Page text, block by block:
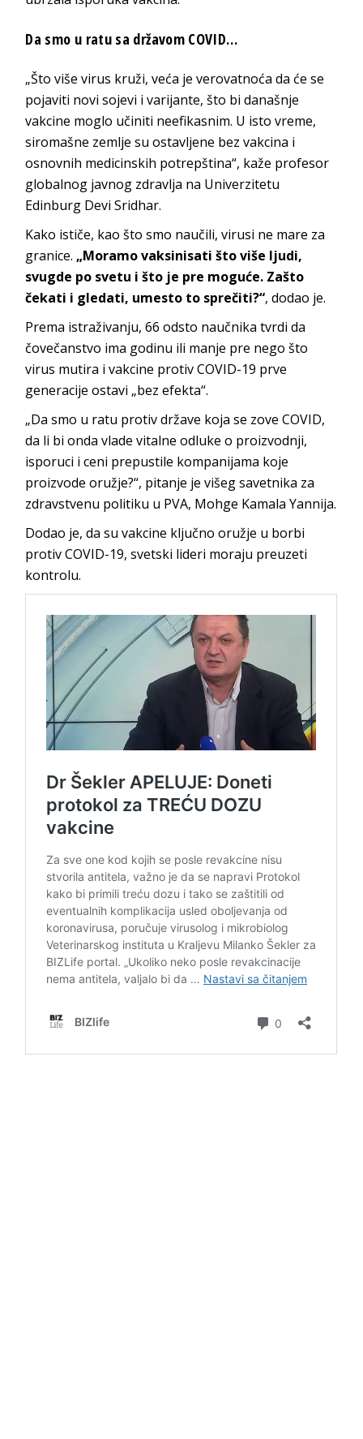
Da smo u ratu sa državom COVID…
„Što više virus kruži, veća je verovatnoća da će se
pojaviti novi sojevi i varijante, što bi današnje
vakcine moglo učiniti neefikasnim. U isto vreme,
siromašne zemlje su ostavljene bez vakcina i
osnovnih medicinskih potrepština“, kaže profesor
globalnog javnog zdravlja na Univerzitetu
Edinburg Devi Sridhar.
Kako ističe, kao što smo naučili, virusi ne mare za
granice. „Moramo vaksinisati što više ljudi,
svugde po svetu i što je pre moguće. Zašto
čekati i gledati, umesto to sprečiti?“, dodao je.
Prema istraživanju, 66 odsto naučnika tvrdi da
čovečanstvo ima godinu ili manje pre nego što
virus mutira i vakcine protiv COVID-19 prve
generacije ostavi „bez efekta“.
„Da smo u ratu protiv države koja se zove COVID,
da li bi onda vlade vitalne odluke o proizvodnji,
isporuci i ceni prepustile kompanijama koje
proizvode oružje?“, pitanje je višeg savetnika za
zdravstvenu politiku u PVA, Mohge Kamala Yannija.
Dodao je, da su vakcine ključno oružje u borbi
protiv COVID-19, svetski lideri moraju preuzeti
kontrolu.